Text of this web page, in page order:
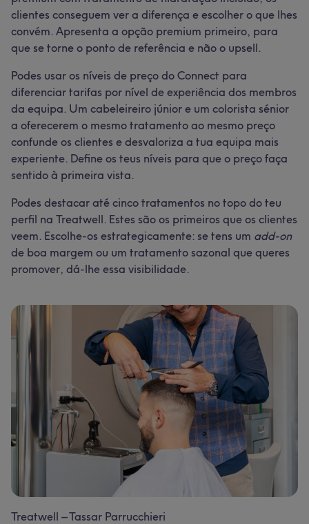
clientes conseguem ver a diferença e escolher o que lhes
convém. Apresenta a opção premium primeiro, para
que se torne o ponto de referência e não o upsell.
Podes usar os níveis de preço do Connect para
diferenciar tarifas por nível de experiência dos membros
da equipa. Um cabeleireiro júnior e um colorista sénior
a oferecerem o mesmo tratamento ao mesmo preço
confunde os clientes e desvaloriza a tua equipa mais
experiente. Define os teus níveis para que o preço faça
sentido à primeira vista.
Podes destacar até cinco tratamentos no topo do teu
perfil na Treatwell. Estes são os primeiros que os clientes
veem. Escolhe-os estrategicamente: se tens um add-on
de boa margem ou um tratamento sazonal que queres
promover, dá-lhe essa visibilidade.
Treatwell – Tassar Parrucchieri